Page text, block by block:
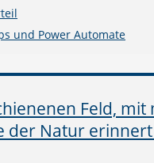
und Power Automate